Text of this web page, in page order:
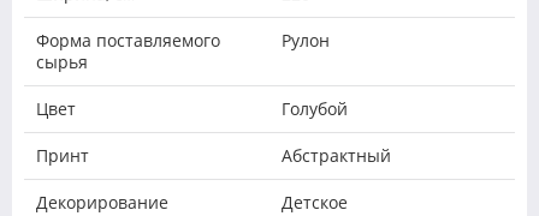
Форма поставляемого
сырья
Рулон
Цвет Голубой
Принт Абстрактный
Декорирование Детское